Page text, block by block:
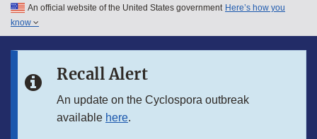
Skip to main content
Skip to in this section menu
An official website of the United States government Here’s how you
know
Recall Alert
An update on the Cyclospora outbreak
available here.